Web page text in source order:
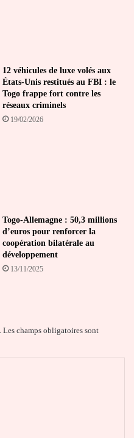
12 véhicules de luxe volés aux
États-Unis restitués au FBI : le
Togo frappe fort contre les
réseaux criminels
19/02/2026
Togo-Allemagne : 50,3 millions
d’euros pour renforcer la
coopération bilatérale au
développement
13/11/2025
Les champs obligatoires sont